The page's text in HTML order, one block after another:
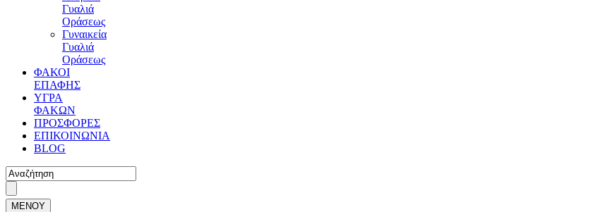
Γυαλιά
Οράσεως
Γυναικεία
Γυαλιά
Οράσεως
ΦΑΚΟΙ
ΕΠΑΦΗΣ
ΥΓΡΑ
ΦΑΚΩΝ
ΠΡΟΣΦΟΡΕΣ
ΕΠΙΚΟΙΝΩΝΙΑ
BLOG
ΜΕΝΟΥ